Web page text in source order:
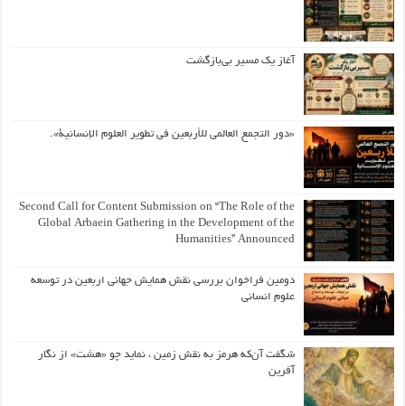
آغاز یک مسیر بی‌بازگشت
«دور التجمع العالمي للأربعين في تطوير العلوم الإنسانية».
Second Call for Content Submission on “The Role of the
Global Arbaein Gathering in the Development of the
Humanities” Announced
دومین فراخوان بررسی نقش همایش جهانی اربعین در توسعه
علوم انسانی
شگفت آن‌که هرمز به نقش زمین ، نماید چو «هشت» از نگار
آفرین